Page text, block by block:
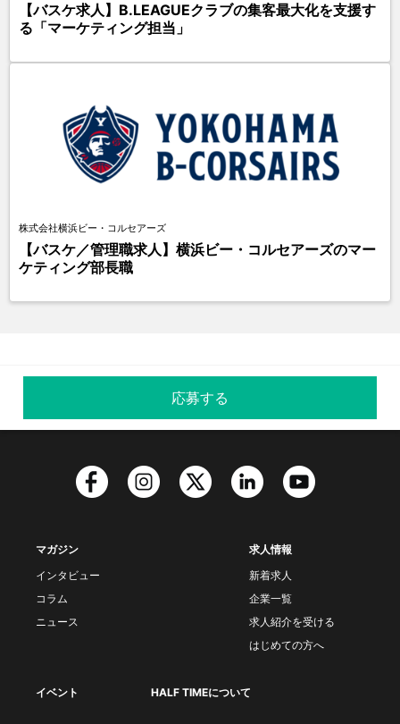
【バスケ求人】B.LEAGUEクラブの集客最大化を支援す
る「マーケティング担当」
株式会社横浜ビー・コルセアーズ
【バスケ／管理職求人】横浜ビー・コルセアーズのマー
ケティング部長職
応募する
マガジン
インタビュー
コラム
ニュース
求人情報
新着求人
企業一覧
求人紹介を受ける
はじめての方へ
イベント HALF TIMEについて